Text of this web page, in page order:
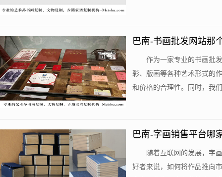
巴南-书画批发网站那
作为一家专业的书画批
彩、版画等各种艺术形式的
和价格的合理性。同时，我
巴南-字画销售平台哪
随着互联网的发展，字
好者来说，如何将作品推向